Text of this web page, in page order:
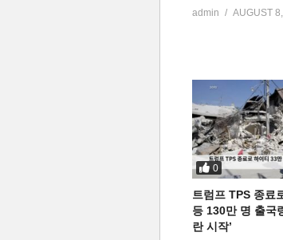
admin AUGUST
0
트럼프 TPS 종료
등 130만 명 출국
란 시작’